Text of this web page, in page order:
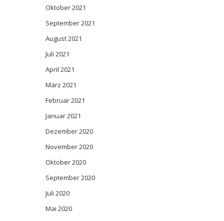
Oktober 2021
September 2021
August 2021
Juli 2021
April 2021
März 2021
Februar 2021
Januar 2021
Dezember 2020
November 2020
Oktober 2020
September 2020
Juli 2020
Mai 2020